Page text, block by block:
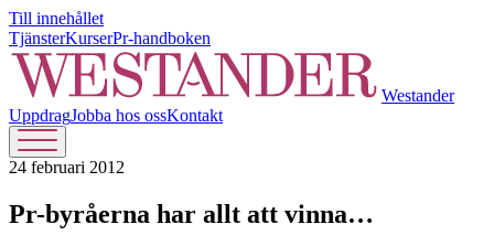
Till innehållet
TjänsterKurserPr-handboken
Westander
UppdragJobba hos ossKontakt
24 februari 2012
Pr-byråerna har allt att vinna…